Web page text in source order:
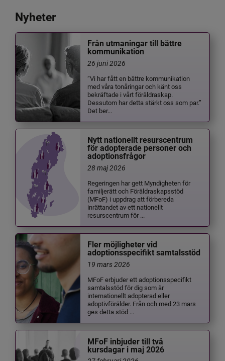
Nyheter
Från utmaningar till bättre
kommunikation
26 juni 2026
”Vi har fått en bättre kommunikation
med våra tonåringar och känt oss
bekräftade i vårt föräldraskap.
Dessutom har detta stärkt oss som par.”
Det ber...
Nytt nationellt resurscentrum
för adopterade personer och
adoptionsfrågor
28 maj 2026
Regeringen har gett Myndigheten för
familjerätt och Föräldraskapsstöd
(MFoF) i uppdrag att förbereda
inrättandet av ett nationellt
resurscentrum för ...
Fler möjligheter vid
adoptionsspecifikt samtalsstöd
19 mars 2026
MFoF erbjuder ett adoptionsspecifikt
samtalsstöd för dig som är
internationellt adopterad eller
adoptivförälder. Från och med 23 mars
ges detta stöd ...
MFoF inbjuder till två
kursdagar i maj 2026